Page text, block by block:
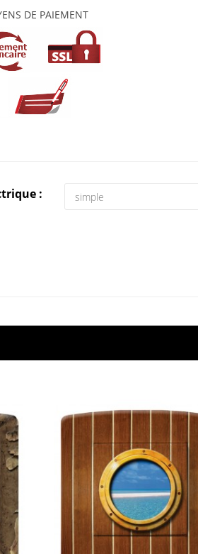
DE PAIEMENT
: